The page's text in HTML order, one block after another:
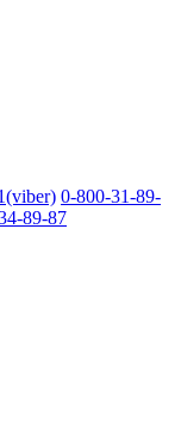
(viber) 0-800-31-89-
89-87